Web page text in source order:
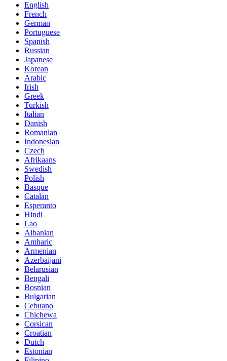
English
French
German
Portuguese
Spanish
Russian
Japanese
Korean
Arabic
Irish
Greek
Turkish
Italian
Danish
Romanian
Indonesian
Czech
Afrikaans
Swedish
Polish
Basque
Catalan
Esperanto
Hindi
Lao
Albanian
Amharic
Armenian
Azerbaijani
Belarusian
Bengali
Bosnian
Bulgarian
Cebuano
Chichewa
Corsican
Croatian
Dutch
Estonian